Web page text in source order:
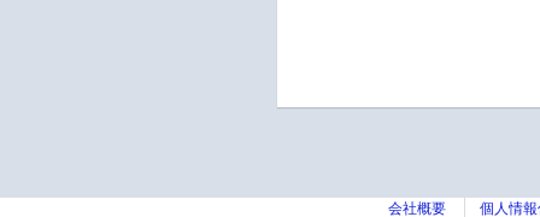
会社概要 個人情